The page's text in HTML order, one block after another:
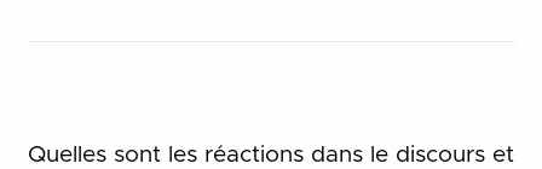
Quelles sont les réactions dans le discours et